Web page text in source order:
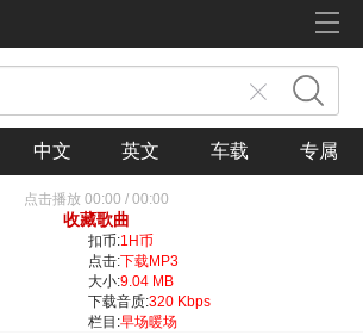
中文 英文 车载 专属
点击播放 00:00 / 00:00
收藏歌曲
扣币:1H币
点击:下载MP3
大小:9.04 MB
下载音质:320 Kbps
栏目:早场暖场